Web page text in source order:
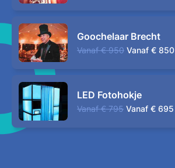
Goochelaar Brecht
Vanaf € 950 Vanaf € 850
LED Fotohokje
Vanaf € 795 Vanaf € 695